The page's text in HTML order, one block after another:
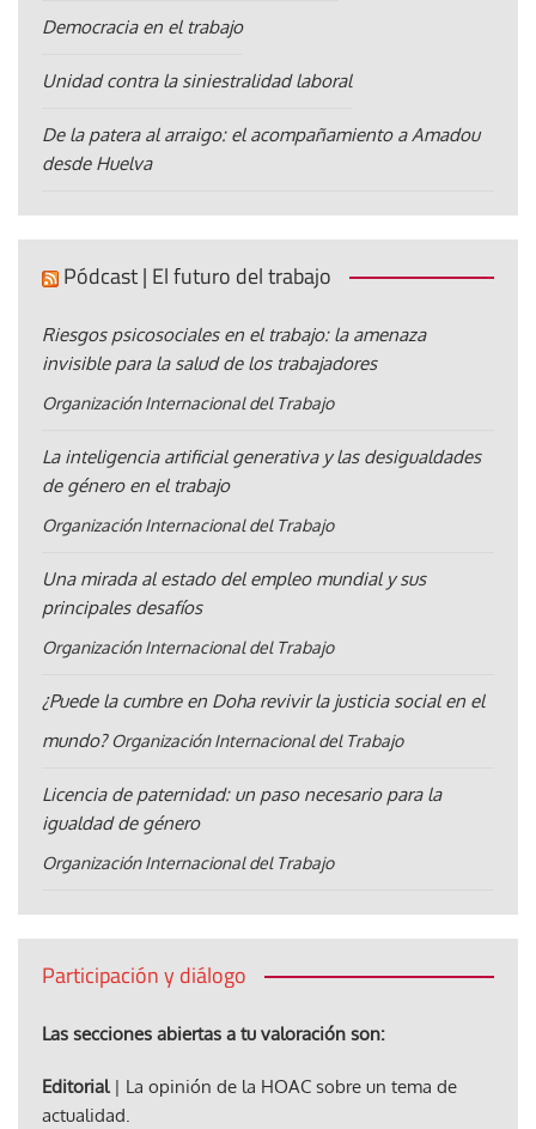
Democracia en el trabajo
Unidad contra la siniestralidad laboral
De la patera al arraigo: el acompañamiento a Amadou
desde Huelva
Pódcast | El futuro del trabajo
Riesgos psicosociales en el trabajo: la amenaza
invisible para la salud de los trabajadores
Organización Internacional del Trabajo
La inteligencia artificial generativa y las desigualdades
de género en el trabajo
Organización Internacional del Trabajo
Una mirada al estado del empleo mundial y sus
principales desafíos
Organización Internacional del Trabajo
¿Puede la cumbre en Doha revivir la justicia social en el
mundo? Organización Internacional del Trabajo
Licencia de paternidad: un paso necesario para la
igualdad de género
Organización Internacional del Trabajo
Participación y diálogo
Las secciones abiertas a tu valoración son:
Editorial| La opinión de la HOAC sobre un tema de
actualidad.